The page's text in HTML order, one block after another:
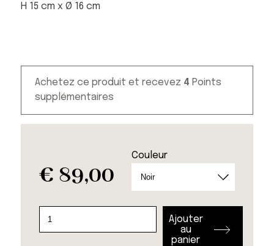
H 15 cm x Ø 16 cm
Achetez ce produit et recevez 4 Points
supplémentaires
€ 89,00
Couleur
Ajouter
au
panier